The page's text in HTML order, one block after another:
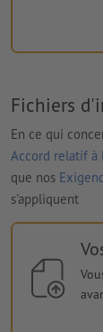
Fichiers
En ce qui
Accord relatif à
que nos
s'appliquent